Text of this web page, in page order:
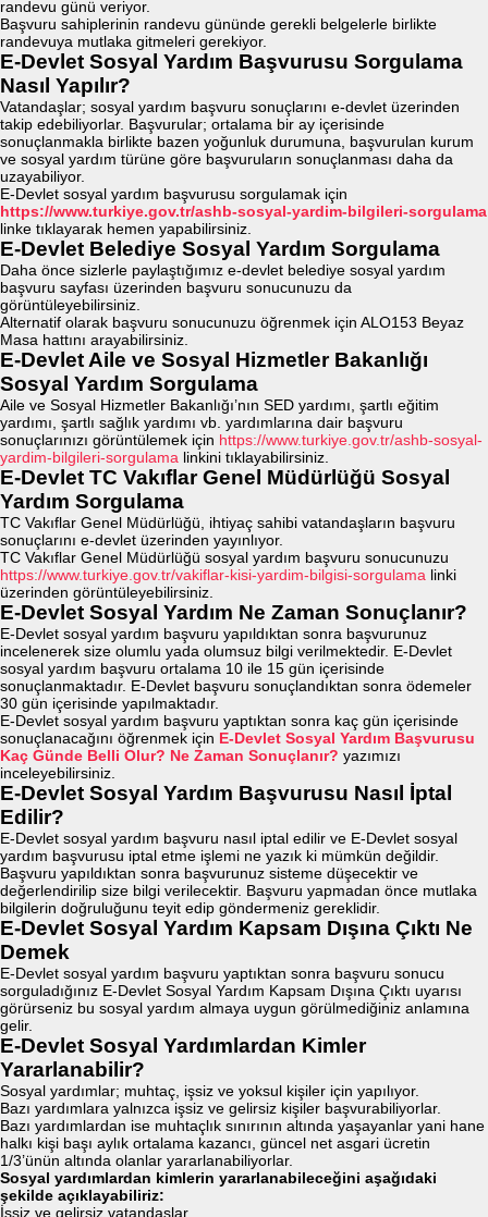
randevu günü veriyor.
Başvuru sahiplerinin randevu gününde gerekli belgelerle birlikte
randevuya mutlaka gitmeleri gerekiyor.
E-Devlet Sosyal Yardım Başvurusu Sorgulama
Nasıl Yapılır?
Vatandaşlar; sosyal yardım başvuru sonuçlarını e-devlet üzerinden
takip edebiliyorlar. Başvurular; ortalama bir ay içerisinde
sonuçlanmakla birlikte bazen yoğunluk durumuna, başvurulan kurum
ve sosyal yardım türüne göre başvuruların sonuçlanması daha da
uzayabiliyor.
E-Devlet sosyal yardım başvurusu sorgulamak için
https://www.turkiye.gov.tr/ashb-sosyal-yardim-bilgileri-sorgulama
linke tıklayarak hemen yapabilirsiniz.
E-Devlet Belediye Sosyal Yardım Sorgulama
Daha önce sizlerle paylaştığımız e-devlet belediye sosyal yardım
başvuru sayfası üzerinden başvuru sonucunuzu da
görüntüleyebilirsiniz.
Alternatif olarak başvuru sonucunuzu öğrenmek için ALO153 Beyaz
Masa hattını arayabilirsiniz.
E-Devlet Aile ve Sosyal Hizmetler Bakanlığı
Sosyal Yardım Sorgulama
Aile ve Sosyal Hizmetler Bakanlığı’nın SED yardımı, şartlı eğitim
yardımı, şartlı sağlık yardımı vb. yardımlarına dair başvuru
sonuçlarınızı görüntülemek için https://www.turkiye.gov.tr/ashb-sosyal-
yardim-bilgileri-sorgulama linkini tıklayabilirsiniz.
E-Devlet TC Vakıflar Genel Müdürlüğü Sosyal
Yardım Sorgulama
TC Vakıflar Genel Müdürlüğü, ihtiyaç sahibi vatandaşların başvuru
sonuçlarını e-devlet üzerinden yayınlıyor.
TC Vakıflar Genel Müdürlüğü sosyal yardım başvuru sonucunuzu
https://www.turkiye.gov.tr/vakiflar-kisi-yardim-bilgisi-sorgulama linki
üzerinden görüntüleyebilirsiniz.
E-Devlet Sosyal Yardım Ne Zaman Sonuçlanır?
E-Devlet sosyal yardım başvuru yapıldıktan sonra başvurunuz
incelenerek size olumlu yada olumsuz bilgi verilmektedir. E-Devlet
sosyal yardım başvuru ortalama 10 ile 15 gün içerisinde
sonuçlanmaktadır. E-Devlet başvuru sonuçlandıktan sonra ödemeler
30 gün içerisinde yapılmaktadır.
E-Devlet sosyal yardım başvuru yaptıktan sonra kaç gün içerisinde
sonuçlanacağını öğrenmek için E-Devlet Sosyal Yardım Başvurusu
Kaç Günde Belli Olur? Ne Zaman Sonuçlanır? yazımızı
inceleyebilirsiniz.
E-Devlet Sosyal Yardım Başvurusu Nasıl İptal
Edilir?
E-Devlet sosyal yardım başvuru nasıl iptal edilir ve E-Devlet sosyal
yardım başvurusu iptal etme işlemi ne yazık ki mümkün değildir.
Başvuru yapıldıktan sonra başvurunuz sisteme düşecektir ve
değerlendirilip size bilgi verilecektir. Başvuru yapmadan önce mutlaka
bilgilerin doğruluğunu teyit edip göndermeniz gereklidir.
E-Devlet Sosyal Yardım Kapsam Dışına Çıktı Ne
Demek
E-Devlet sosyal yardım başvuru yaptıktan sonra başvuru sonucu
sorguladığınız E-Devlet Sosyal Yardım Kapsam Dışına Çıktı uyarısı
görürseniz bu sosyal yardım almaya uygun görülmediğiniz anlamına
gelir.
E-Devlet Sosyal Yardımlardan Kimler
Yararlanabilir?
Sosyal yardımlar; muhtaç, işsiz ve yoksul kişiler için yapılıyor.
Bazı yardımlara yalnızca işsiz ve gelirsiz kişiler başvurabiliyorlar.
Bazı yardımlardan ise muhtaçlık sınırının altında yaşayanlar yani hane
halkı kişi başı aylık ortalama kazancı, güncel net asgari ücretin
1/3’ünün altında olanlar yararlanabiliyorlar.
Sosyal yardımlardan kimlerin yararlanabileceğini aşağıdaki
şekilde açıklayabiliriz:
İşsiz ve gelirsiz vatandaşlar